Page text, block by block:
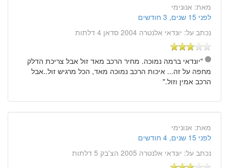
מאת: אנונימי
לפני 15 שנים, 3 חודשים
נכתב על: יונדאי אלנטרה 2004 סדאן 4 דלתות
"יונדאי ברמה נמוכה. מחיר הרכב מאד זול אבל צריכת הדלק
מחפה על זה... איכות הרכב נמוכה מאד, הכל מרגיש זול..אבל
הרכב אמין וזול."
מאת: אנונימי
לפני 15 שנים, 4 חודשים
נכתב על: יונדאי אלנטרה 2005 הצ'בק 5 דלתות